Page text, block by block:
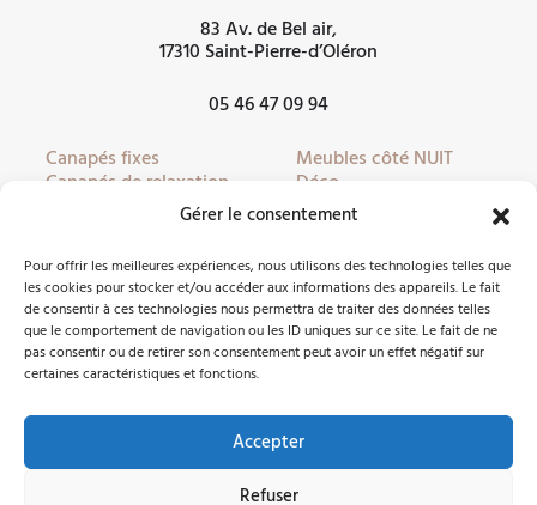
Gérer le consentement
Pour offrir les meilleures expériences, nous utilisons des technologies telles que
les cookies pour stocker et/ou accéder aux informations des appareils. Le fait
de consentir à ces technologies nous permettra de traiter des données telles
que le comportement de navigation ou les ID uniques sur ce site. Le fait de ne
pas consentir ou de retirer son consentement peut avoir un effet négatif sur
certaines caractéristiques et fonctions.
Accepter
Refuser
83 Av. de Bel air,
17310 Saint-Pierre-d’Oléron
05 46 47 09 94
Canapés fixes
Canapés de relaxation
Canapés convertibles
Meubles côté JOUR
Meubles côté NUIT
Déco
Literie
Partenaires
FacebookInstagram
Nous contacter